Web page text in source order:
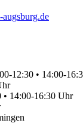
12:30 • 14:00-
• 14:00-16:30 Uhr